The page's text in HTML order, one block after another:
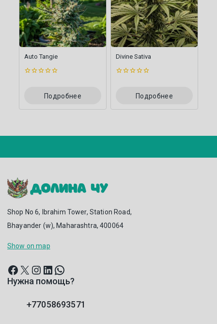
Auto Tangie
Подробнее
Divine Sativa
Подробнее
Shop No 6, Ibrahim Tower, Station Road,
Bhayander (w), Maharashtra, 400064
Show on map
Нужна помощь?
+77058693571